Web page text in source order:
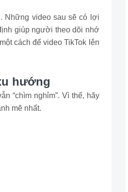
Những video sau sẽ có lợi
giúp người theo dõi nhớ
cách để video TikTok lên
hướng
“chìm nghỉm”. Vì thế, hãy
mẽ nhất.